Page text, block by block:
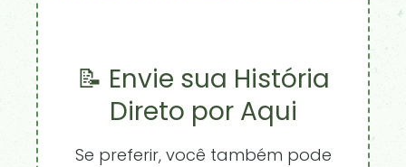
📝 Envie sua História
Direto por Aqui
Se preferir, você também pode